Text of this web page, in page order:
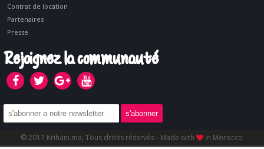
Contrat de location
Partenaires
Presse
Rejoignez la communauté
© 2017 Krihani.ma, Tous droits réservés - Made with in Morocco